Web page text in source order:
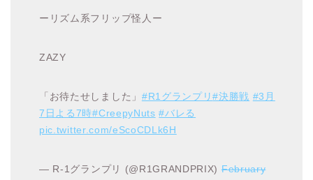
ーリズム系フリップ怪人ー
ZAZY
「お待たせしました」 #R1グランプリ#決勝戦 #3月
7日よる7時#CreepyNuts #バレる
pic.twitter.com/eScoCDLk6H
— R-1グランプリ (@R1GRANDPRIX) February